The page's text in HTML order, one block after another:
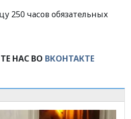
250 часов обязательных
НАС ВО ВКОНТАКТЕ